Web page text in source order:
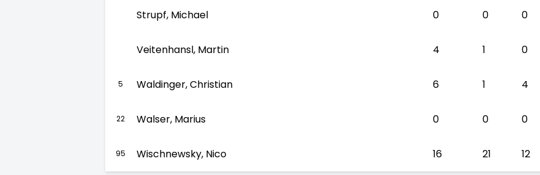
Strupf, Michael 0 0 0
Veitenhansl, Martin 4 1 0
5 Waldinger, Christian 6 1 4
22 Walser, Marius 0 0 0
95 Wischnewsky, Nico 16 21 12